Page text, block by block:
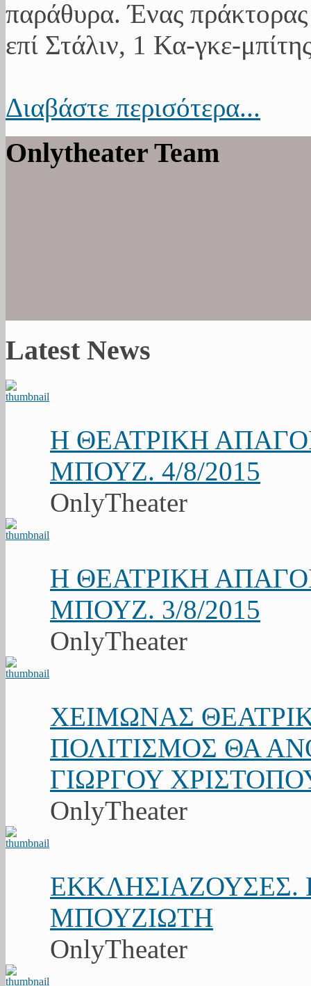
παράθυρα. Ένας
επί Στάλιν, 1 Κα-γκε-
Διαβάστε περισότερα...
Onlytheater Team
Latest News
Η ΘΕΑΤΡΙΚΗ
ΜΠΟΥΖ. 4/8/2015
OnlyTheater
Η ΘΕΑΤΡΙΚΗ
ΜΠΟΥΖ. 3/8/2015
OnlyTheater
ΧΕΙΜΩΝΑΣ
ΠΟΛΙΤΙΣΜΟΣ ΘΑ
ΓΙΩΡΓΟΥ
OnlyTheater
ΕΚΚΛΗΣΙΑΖΟΥΣΕΣ.
ΜΠΟΥΖΙΩΤΗ
OnlyTheater